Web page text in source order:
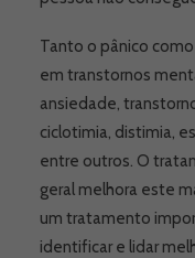
Tanto o pânico
em transtornos
ansiedade,
ciclotimia, distimia,
entre outros. O
geral melhora este
um tratamento
identificar e lidar